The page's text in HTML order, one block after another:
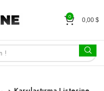
0
0,00 $